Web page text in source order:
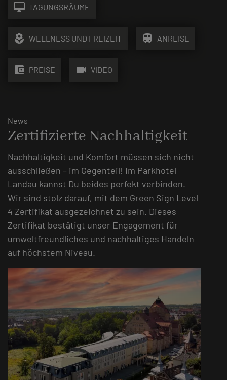
desktop_mac TAGUNGSRÄUME
local_florist WELLNESS UND FREIZEIT train ANREISE
account_balance_wallet PREISE videocam VIDEO
News
Zertifizierte Nachhaltigkeit
Nachhaltigkeit und Komfort müssen sich nicht
ausschließen – im Gegenteil! Im Parkhotel
Landau kannst Du beides perfekt verbinden.
Wir sind stolz darauf, mit dem Green Sign Level
4 Zertifikat ausgezeichnet zu sein. Dieses
Zertifikat bestätigt unser Engagement für
umweltfreundliches und nachhaltiges Handeln
auf höchstem Niveau.